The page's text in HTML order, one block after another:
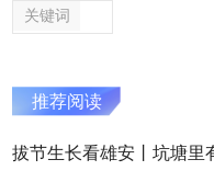
关键词
推荐阅读
拔节生长看雄安丨坑塘里